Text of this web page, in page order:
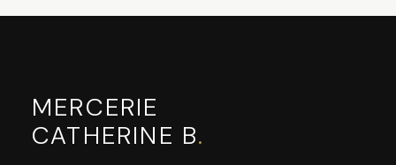
MERCERIE
CATHERINE B.